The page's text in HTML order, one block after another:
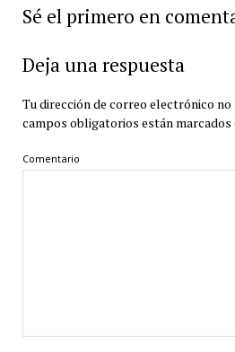
Sé el primero en
Deja una respuesta
Tu dirección de correo electrónico no
campos obligatorios están marcados
Comentario